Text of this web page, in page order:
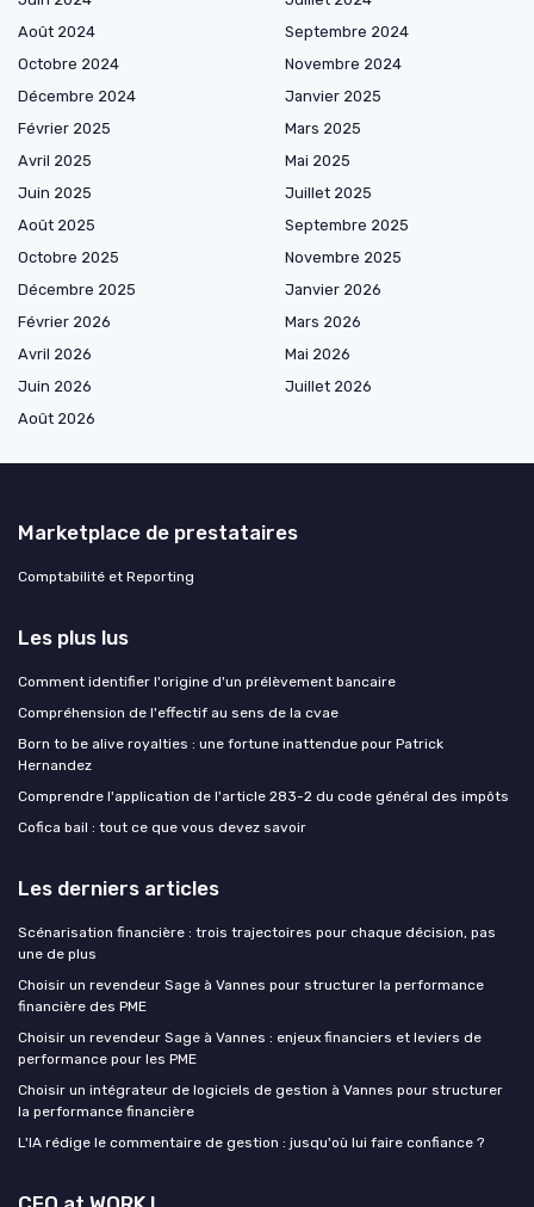
Août 2024
Septembre 2024
Octobre 2024
Novembre 2024
Décembre 2024
Janvier 2025
Février 2025
Mars 2025
Avril 2025
Mai 2025
Juin 2025
Juillet 2025
Août 2025
Septembre 2025
Octobre 2025
Novembre 2025
Décembre 2025
Janvier 2026
Février 2026
Mars 2026
Avril 2026
Mai 2026
Juin 2026
Juillet 2026
Août 2026
Marketplace de prestataires
Comptabilité et Reporting
Les plus lus
Comment identifier l'origine d'un prélèvement bancaire
Compréhension de l'effectif au sens de la cvae
Born to be alive royalties : une fortune inattendue pour Patrick
Hernandez
Comprendre l'application de l'article 283-2 du code général des impôts
Cofica bail : tout ce que vous devez savoir
Les derniers articles
Scénarisation financière : trois trajectoires pour chaque décision, pas
une de plus
Choisir un revendeur Sage à Vannes pour structurer la performance
financière des PME
Choisir un revendeur Sage à Vannes : enjeux financiers et leviers de
performance pour les PME
Choisir un intégrateur de logiciels de gestion à Vannes pour structurer
la performance financière
L'IA rédige le commentaire de gestion : jusqu'où lui faire confiance ?